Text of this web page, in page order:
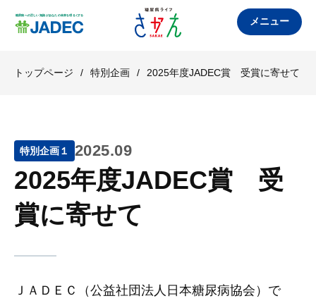
メニュー
トップページ / 特別企画 / 2025年度JADEC賞 受賞に寄せて
特別企画１ 2025.09
2025年度JADEC賞 受
賞に寄せて
ＪＡＤＥＣ（公益社団法人日本糖尿病協会）で